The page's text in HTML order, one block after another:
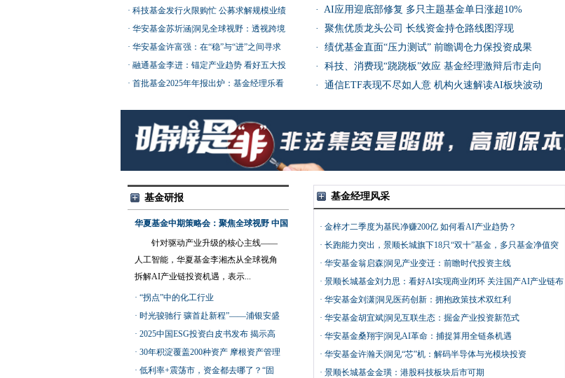
体等方面的投资机会
· 科技基金发行火限购忙 公募求解规模业绩
平衡难题
· 华安基金苏圻涵|洞见全球视野：透视跨境
投资地图
· 华安基金许富强：在“稳”与“进”之间寻求
更优解
· 融通基金李进：锚定产业趋势 看好五大投
资方向
· 首批基金2025年年报出炉：基金经理乐看
· AI应用迎底部修复 多只主题基金单日涨超10%
· 聚焦优质龙头公司 长线资金持仓路线图浮现
· 绩优基金直面“压力测试” 前瞻调仓力保投资成果
· 科技、消费现“跷跷板”效应 基金经理激辩后市走向
· 通信ETF表现不尽如人意 机构火速解读AI板块波动
基金研报
华夏基金中期策略会：聚焦全球视野 中国
AI资产吸引力日益提升
针对驱动产业升级的核心主线——
人工智能，华夏基金李湘杰从全球视角
拆解AI产业链投资机遇，表示...
· “拐点”中的化工行业
· 时光骏驰行 骧首赴新程”——浦银安盛
基金2026年度投资策略会成功举办
· 2025中国ESG投资白皮书发布 揭示高
质量发展新图景
· 30年积淀覆盖200种资产 摩根资产管理
发布《2026长期资本市场假设》
· 低利率+震荡市，资金都去哪了？“固
基金经理风采
· 金梓才二季度为基民净赚200亿 如何看AI产业趋势？
· 长跑能力突出，景顺长城旗下18只“双十”基金，多只基金净值突
破10元
· 华安基金翁启森|洞见产业变迁：前瞻时代投资主线
· 景顺长城基金刘力思：看好AI实现商业闭环 关注国产AI产业链布
局机会
· 华安基金刘潇|洞见医药创新：拥抱政策技术双红利
· 华安基金胡宜斌|洞见互联生态：掘金产业投资新范式
· 华安基金桑翔宇|洞见AI革命：捕捉算用全链条机遇
· 华安基金许瀚天|洞见“芯”机：解码半导体与光模块投资
· 景顺长城基金金璜：港股科技板块后市可期